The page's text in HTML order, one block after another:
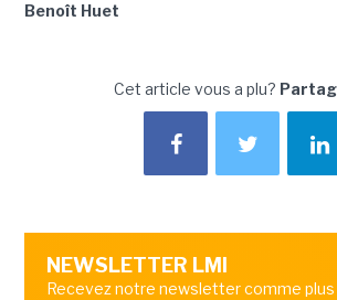
Benoît Huet
Cet article vous a plu?
NEWSLETTER LMI
Recevez notre newsletter comme